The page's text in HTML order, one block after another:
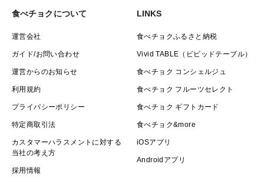
食べチョクについて
運営会社
ガイド/お問い合わせ
運営からのお知らせ
利用規約
プライバシーポリシー
特定商取引法
カスタマーハラスメントに対する
当社の考え方
採用情報
LINKS
食べチョクふるさと納税
Vivid TABLE（ビビッドテーブル）
食べチョク コンシェルジュ
食べチョク フルーツセレクト
食べチョク ギフトカード
食べチョク&more
iOSアプリ
Androidアプリ